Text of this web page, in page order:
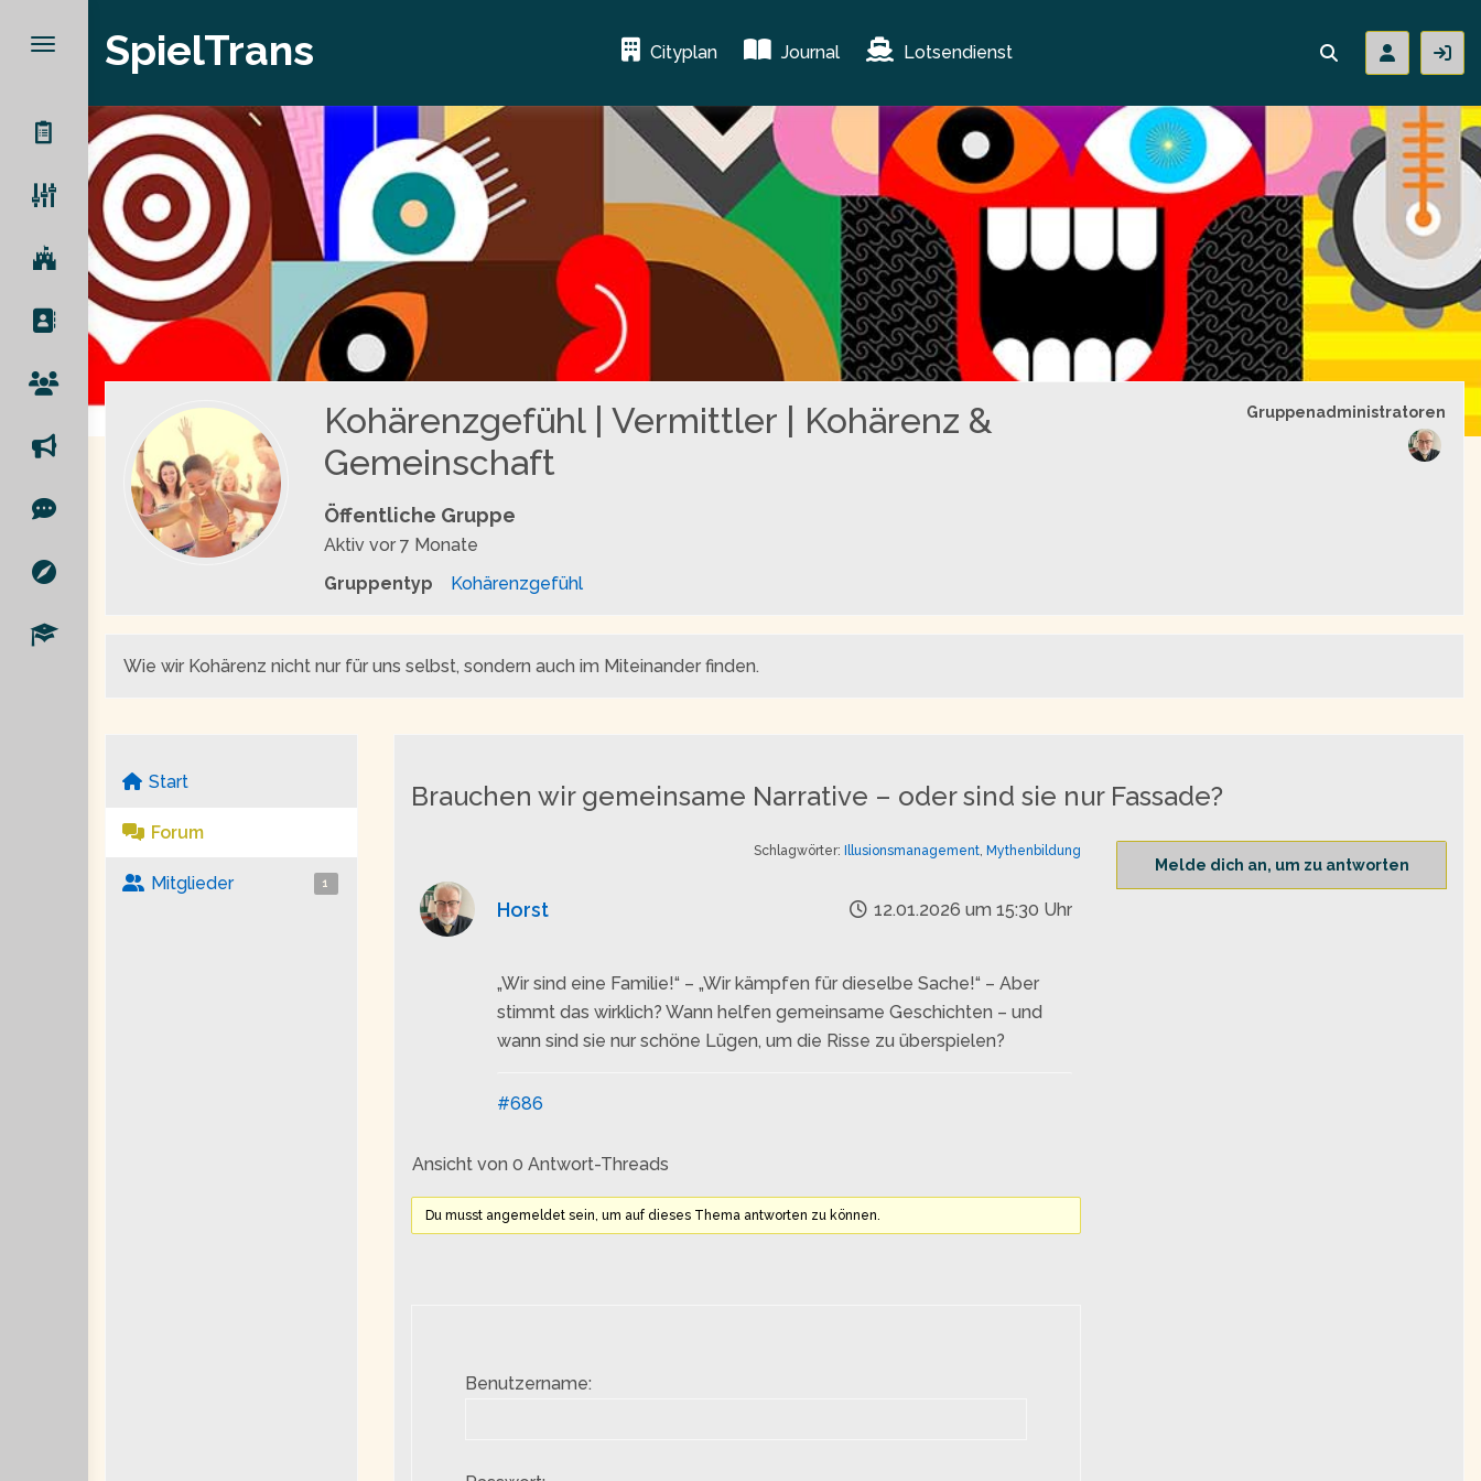
SpielTrans Cityplan Journal Lotsendienst
Kohärenzgefühl | Vermittler | Kohärenz &
Gemeinschaft
Öffentliche Gruppe
Aktiv vor 7 Monate
Gruppentyp
Kohärenzgefühl
Gruppenführung
Gruppenadministratoren
Wie wir Kohärenz nicht nur für uns selbst, sondern auch im Miteinander finden.
Start
Forum
Mitglieder 1
Brauchen wir gemeinsame Narrative – oder sind sie nur Fassade?
Schlagwörter: Illusionsmanagement, Mythenbildung
Horst 12.01.2026 um 15:30 Uhr
„Wir sind eine Familie!“ – „Wir kämpfen für dieselbe Sache!“ – Aber
stimmt das wirklich? Wann helfen gemeinsame Geschichten – und
wann sind sie nur schöne Lügen, um die Risse zu überspielen?
#686
Ansicht von 0 Antwort-Threads
Du musst angemeldet sein, um auf dieses Thema antworten zu können.
Benutzername:
Melde dich an, um zu antworten